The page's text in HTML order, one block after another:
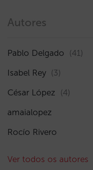
Autores
Pablo Delgado (41)
Isabel Rey (3)
César López (4)
amaialopez
Rocío Rivero
Ver todos os autores